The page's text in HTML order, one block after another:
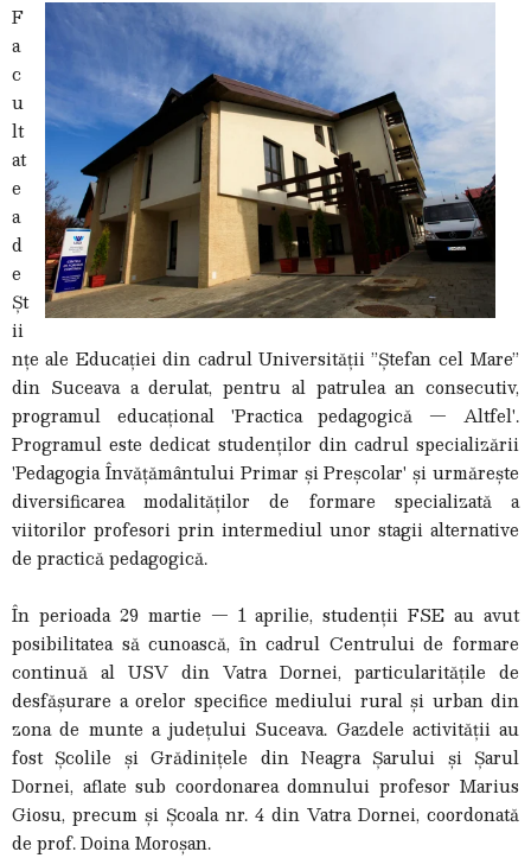
F
a
c
u
lt
at
e
a
d
e
Șt
ii
nțe ale Educației din cadrul Universității ”Ștefan cel Mare”
din Suceava a derulat, pentru al patrulea an consecutiv,
programul educațional 'Practica pedagogică — Altfel'.
Programul este dedicat studenților din cadrul specializării
'Pedagogia Învățământului Primar și Preșcolar' și urmărește
diversificarea modalităților de formare specializată a
viitorilor profesori prin intermediul unor stagii alternative
de practică pedagogică.
În perioada 29 martie — 1 aprilie, studenții FSE au avut
posibilitatea să cunoască, în cadrul Centrului de formare
continuă al USV din Vatra Dornei, particularitățile de
desfășurare a orelor specifice mediului rural și urban din
zona de munte a județului Suceava. Gazdele activității au
fost Școlile și Grădinițele din Neagra Șarului și Șarul
Dornei, aflate sub coordonarea domnului profesor Marius
Giosu, precum și Școala nr. 4 din Vatra Dornei, coordonată
de prof. Doina Moroșan.